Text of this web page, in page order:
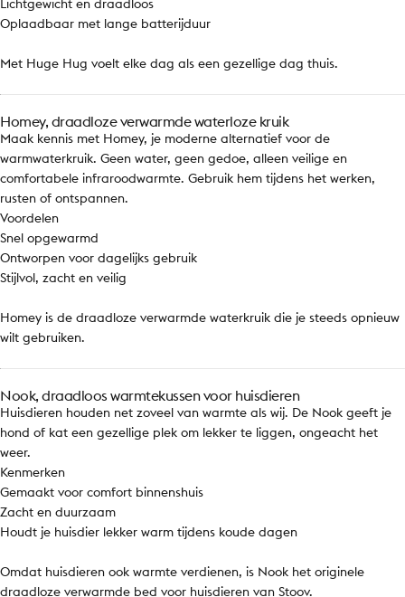
Lichtgewicht en draadloos
Oplaadbaar met lange batterijduur
Met Huge Hug voelt elke dag als een gezellige dag thuis.
Homey, draadloze verwarmde waterloze kruik
Maak kennis met Homey, je moderne alternatief voor de
warmwaterkruik. Geen water, geen gedoe, alleen veilige en
comfortabele infraroodwarmte. Gebruik hem tijdens het werken,
rusten of ontspannen.
Voordelen
Snel opgewarmd
Ontworpen voor dagelijks gebruik
Stijlvol, zacht en veilig
Homey is de draadloze verwarmde waterkruik die je steeds opnieuw
wilt gebruiken.
Nook, draadloos warmtekussen voor huisdieren
Huisdieren houden net zoveel van warmte als wij. De Nook geeft je
hond of kat een gezellige plek om lekker te liggen, ongeacht het
weer.
Kenmerken
Gemaakt voor comfort binnenshuis
Zacht en duurzaam
Houdt je huisdier lekker warm tijdens koude dagen
Omdat huisdieren ook warmte verdienen, is Nook het originele
draadloze verwarmde bed voor huisdieren van Stoov.